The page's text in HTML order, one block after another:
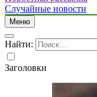
Случайные новости
Меню
Найти:
Заголовки